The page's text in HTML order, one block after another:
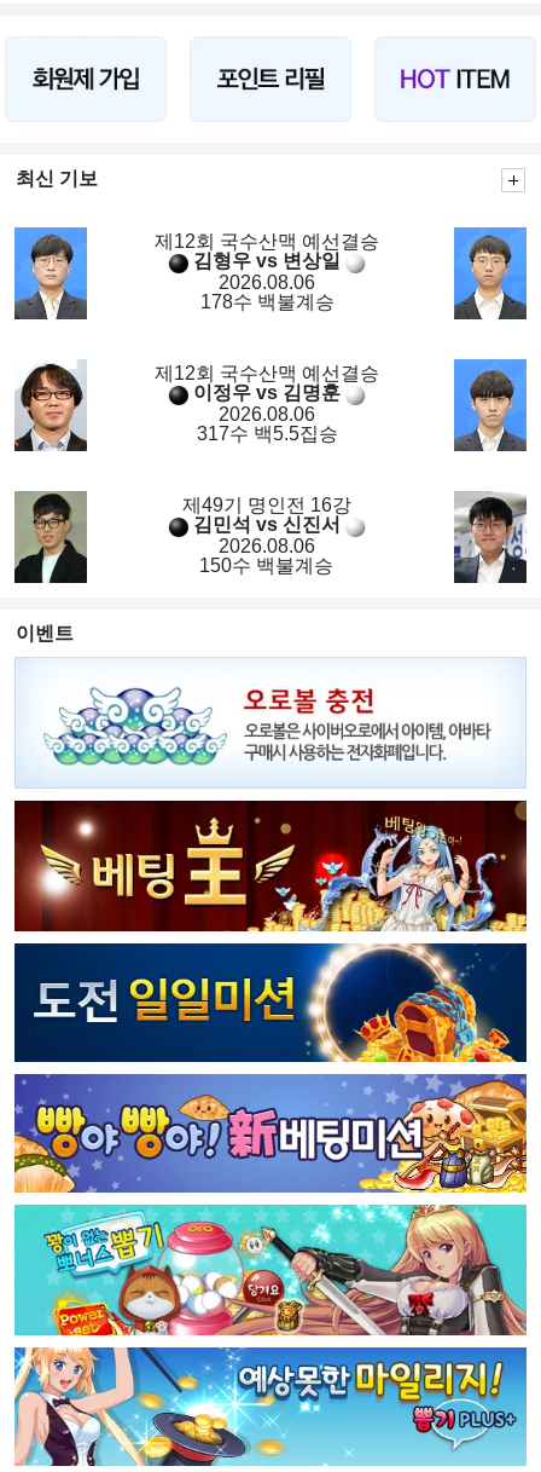
최신 기보
제12회 국수산맥 예선결승
김형우 vs 변상일
2026.08.06
178수 백불계승
제12회 국수산맥 예선결승
이정우 vs 김명훈
2026.08.06
317수 백5.5집승
제49기 명인전 16강
김민석 vs 신진서
2026.08.06
150수 백불계승
이벤트